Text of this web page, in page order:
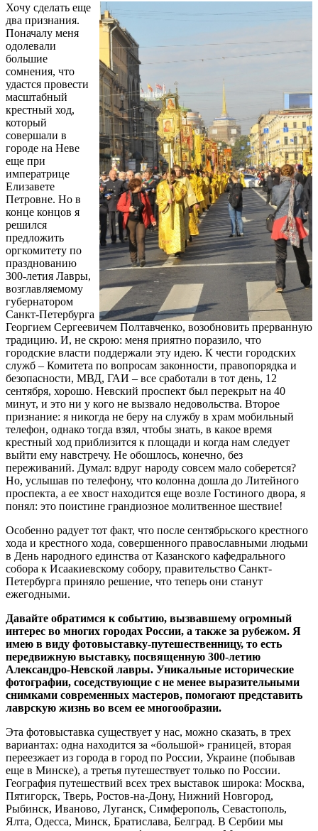
Хочу сделать еще
два признания.
Поначалу меня
одолевали
большие
сомнения, что
удастся провести
масштабный
крестный ход,
который
совершали в
городе на Неве
еще при
императрице
Елизавете
Петровне. Но в
конце концов я
решился
предложить
оргкомитету по
празднованию
300-летия Лавры,
возглавляемому
губернатором
Санкт-Петербурга
Георгием Сергеевичем Полтавченко, возобновить прерванную
традицию. И, не скрою: меня приятно поразило, что
городские власти поддержали эту идею. К чести городских
служб – Комитета по вопросам законности, правопорядка и
безопасности, МВД, ГАИ – все сработали в тот день, 12
сентября, хорошо. Невский проспект был перекрыт на 40
минут, и это ни у кого не вызвало недовольства. Второе
признание: я никогда не беру на службу в храм мобильный
телефон, однако тогда взял, чтобы знать, в какое время
крестный ход приблизится к площади и когда нам следует
выйти ему навстречу. Не обошлось, конечно, без
переживаний. Думал: вдруг народу совсем мало соберется?
Но, услышав по телефону, что колонна дошла до Литейного
проспекта, а ее хвост находится еще возле Гостиного двора, я
понял: это поистине грандиозное молитвенное шествие!
Особенно радует тот факт, что после сентябрьского крестного
хода и крестного хода, совершенного православными людьми
в День народного единства от Казанского кафедрального
собора к Исаакиевскому собору, правительство Санкт-
Петербурга приняло решение, что теперь они станут
ежегодными.
Давайте обратимся к событию, вызвавшему огромный
интерес во многих городах России, а также за рубежом. Я
имею в виду фотовыставку-путешественницу, то есть
передвижную выставку, посвященную 300-летию
Александро-Невской лавры. Уникальные исторические
фотографии, соседствующие с не менее выразительными
снимками современных мастеров, помогают представить
лаврскую жизнь во всем ее многообразии.
Эта фотовыставка существует у нас, можно сказать, в трех
вариантах: одна находится за «большой» границей, вторая
переезжает из города в город по России, Украине (побывав
еще в Минске), а третья путешествует только по России.
География путешествий всех трех выставок широка: Москва,
Пятигорск, Тверь, Ростов-на-Дону, Нижний Новгород,
Рыбинск, Иваново, Луганск, Симферополь, Севастополь,
Ялта, Одесса, Минск, Братислава, Белград. В Сербии мы